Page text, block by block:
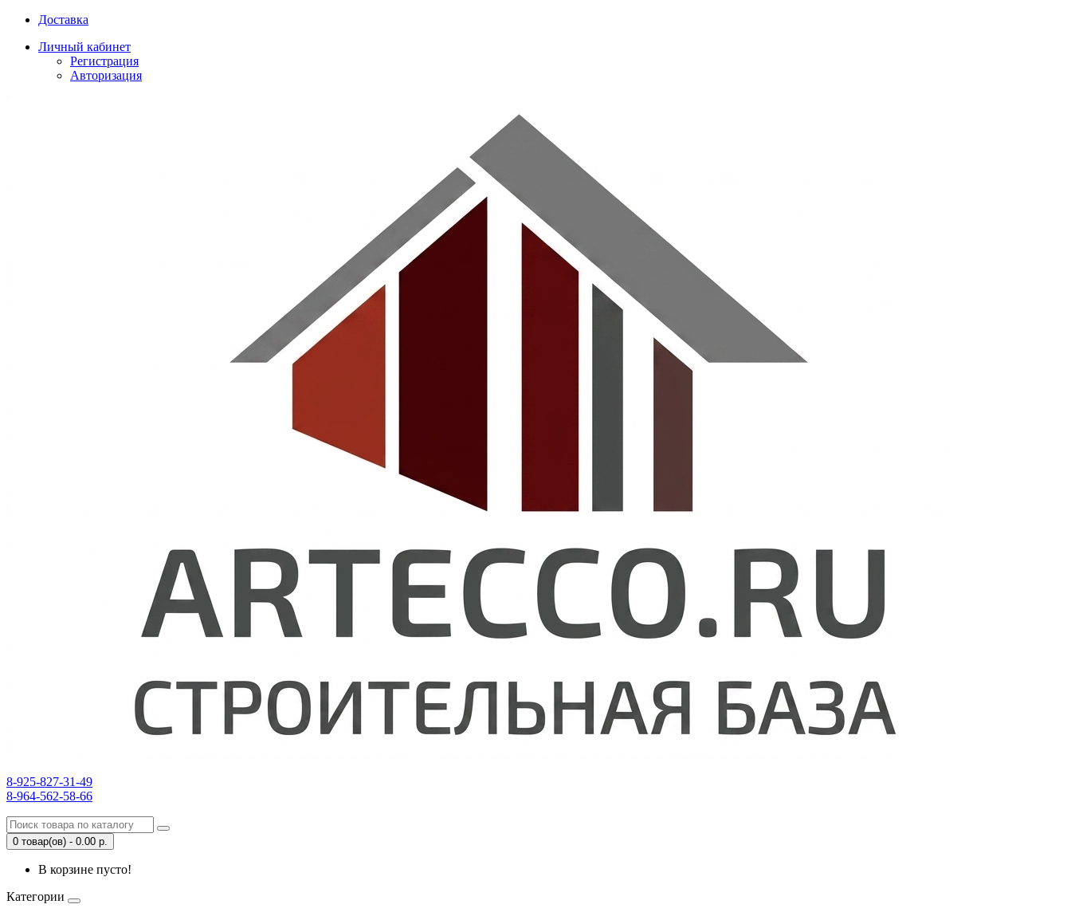
Доставка
Личный кабинет
Регистрация
Авторизация
8-925-827-31-49
8-964-562-58-66
0 товар(ов) - 0.00 р.
В корзине пусто!
Категории